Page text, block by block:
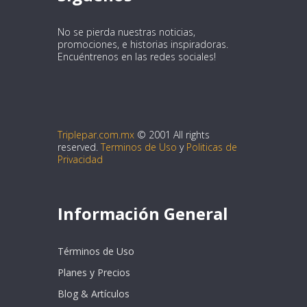
No se pierda nuestras noticias,
promociones, e historias inspiradoras.
Encuéntrenos en las redes sociales!
Triplepar.com.mx © 2001 All rights
reserved. Terminos de Uso y Politicas de
Privacidad
Información General
Términos de Uso
Planes y Precios
Blog & Artículos